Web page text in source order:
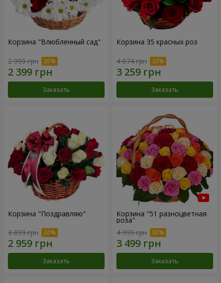
Корзина "Влюбленный сад"
2 999 грн
Заказать
Корзина 35 красных роз
4 074 грн
Заказать
Корзина "Поздравляю"
3 699 грн
Заказать
Корзина "51 разноцветная
роза"
4 999 грн
Заказать